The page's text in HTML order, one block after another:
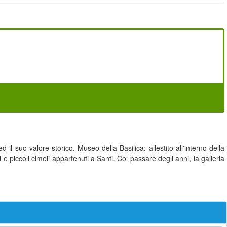
il suo valore storico. Museo della Basilica: allestito all'interno della
piccoli cimeli appartenuti a Santi. Col passare degli anni, la galleria